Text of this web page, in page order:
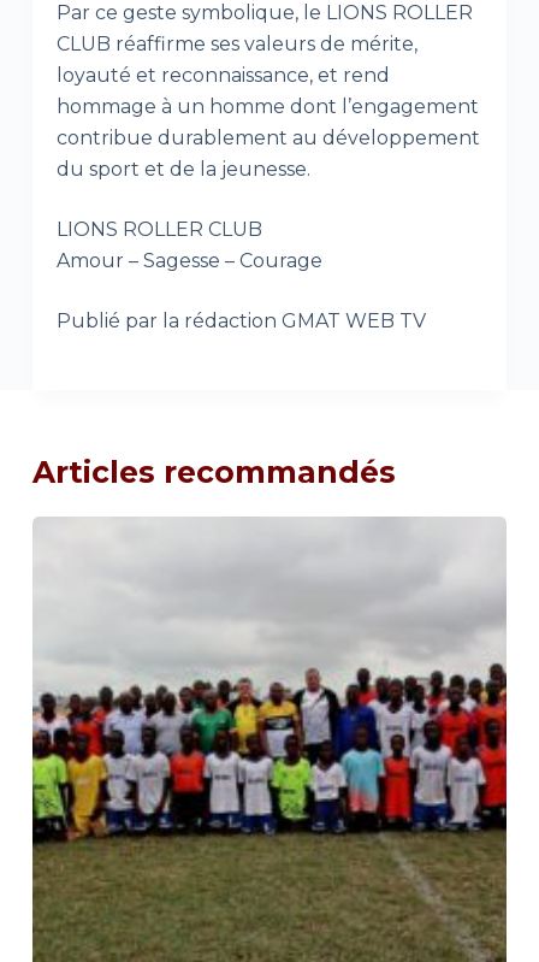
Par ce geste symbolique, le LIONS ROLLER
CLUB réaffirme ses valeurs de mérite,
loyauté et reconnaissance, et rend
hommage à un homme dont l’engagement
contribue durablement au développement
du sport et de la jeunesse.
LIONS ROLLER CLUB
Amour – Sagesse – Courage
Publié par la rédaction GMAT WEB TV
Articles recommandés